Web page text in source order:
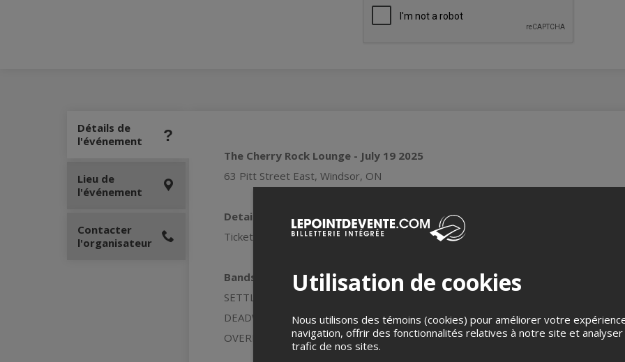
Détails de
l'événement
The Cherry Rock Lounge - July 19 2025
63 Pitt Street East, Windsor, ON
Details
Tickets $15 // Doors 9pm // 19+ Event
Bands Performing:
SETTLE FOR SLEEP (
DEADWEIGHT (Website)
OVERDRIVE SUITE (Website)
Lieu de
l'événement
Contacter
l'organisateur
Utilisation de cookies
Nous utilisons des témoins (cookies) pour améliorer votre
navigation, offrir des fonctionnalités relatives à notre site et analyser
trafic de nos sites.